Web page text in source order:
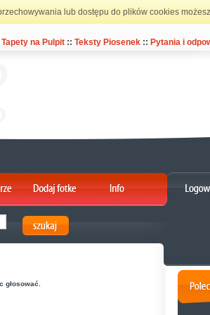
lub dostępu do plików cookies
Tapety na Pulpit:: Teksty Piosenek:: Pytania i
głosować.